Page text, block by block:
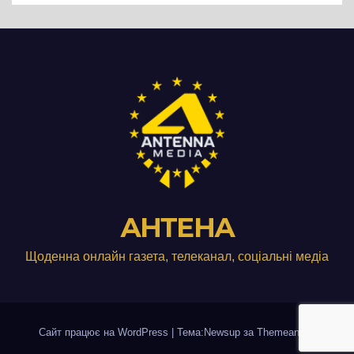
АНТЕНА
Щоденна онлайн газета, телеканал, соціальні медіа
Сайт працює на WordPress Тема:Newsup за Themeansar